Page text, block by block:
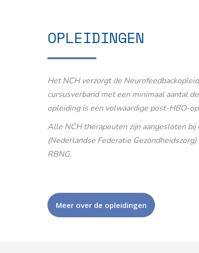
OPLEIDINGEN
Het NCH verzorgt de
cursusverband met een minimaal aantal
opleiding is een volwaardige post-HBO-
Alle NCH therapeuten zijn aangesloten bij
(Nederlandse Federatie
RBNG.
Meer over de opleidingen